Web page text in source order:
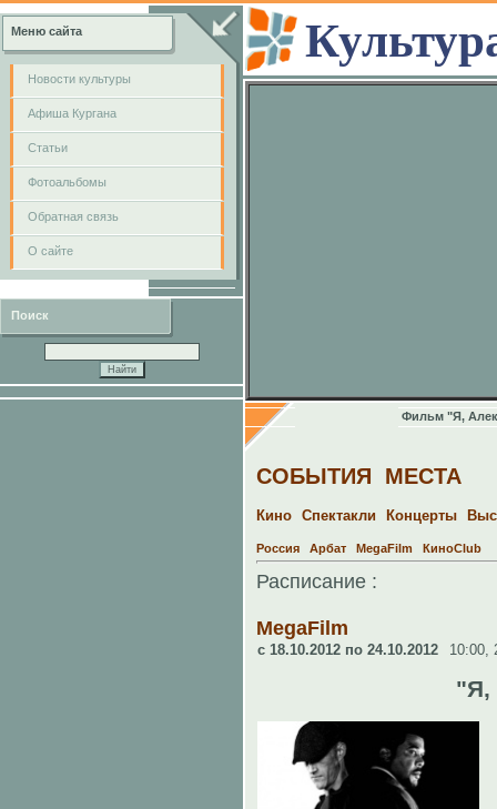
Меню сайта
Новости культуры
Афиша Кургана
Cтатьи
Фотоальбомы
Обратная связь
О сайте
Поиск
Фильм "Я,
СОБЫТИЯ МЕСТА
Кино Спектакли Концерты
Россия Арбат MegaFilm КиноClub
Расписание :
MegaFilm
c 18.10.2012 по 24.10.2012 10:00,
"Я,